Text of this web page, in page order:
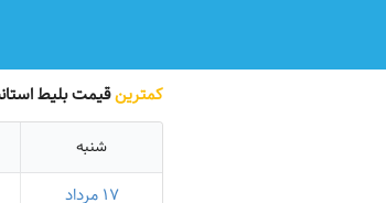
کمترینقیمت بلیط
شنبه
۱۷ مرداد